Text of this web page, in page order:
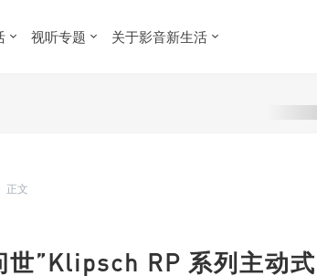
视听专题 关于影音新生活
正文
”Klipsch RP 系列主动式